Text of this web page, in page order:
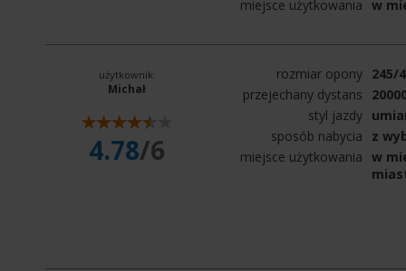
miejsce użytkowania w
użytkownik:
Michał
4.78/6
rozmiar opony 245/
przejechany dystans
styl jazdy
sposób nabycia
z
miejsce użytkowania w